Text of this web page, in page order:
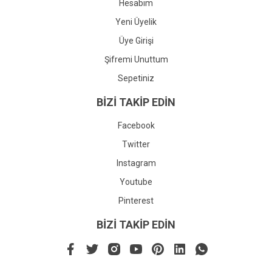
Hesabım
Yeni Üyelik
Üye Girişi
Şifremi Unuttum
Sepetiniz
BİZİ TAKİP EDİN
Facebook
Twitter
Instagram
Youtube
Pinterest
BİZİ TAKİP EDİN